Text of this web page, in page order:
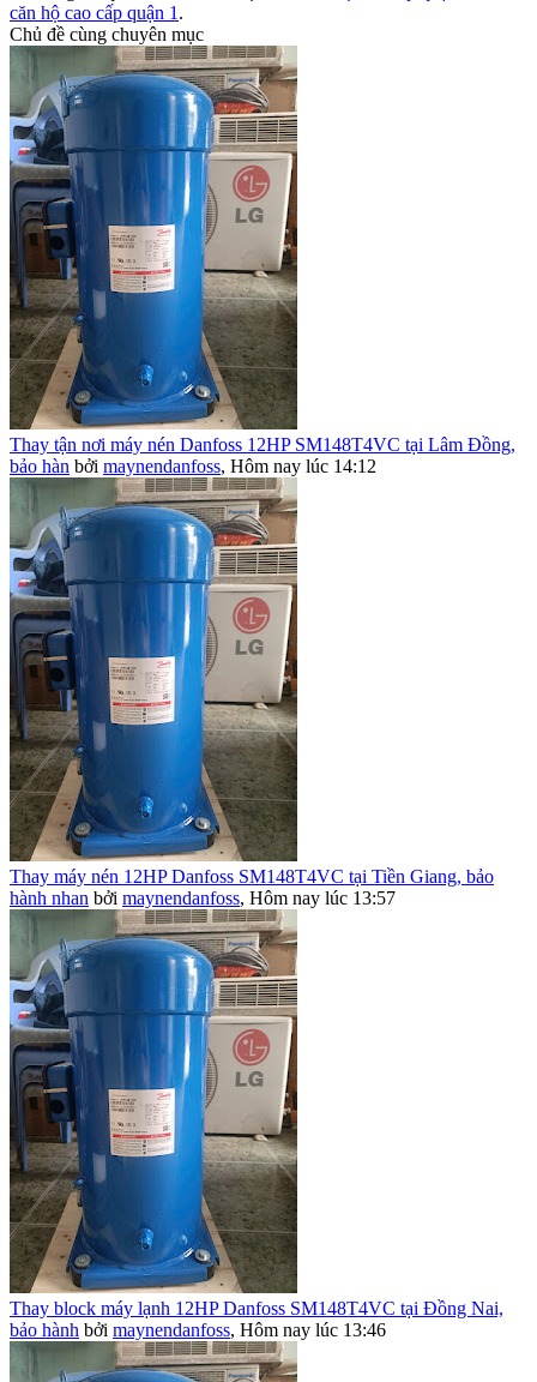
căn hộ cao cấp quận 1 .
Chủ đề cùng chuyên mục
Thay tận nơi máy nén Danfoss 12HP SM148T4VC tại Lâm Đồng,
bảo hàn bởi maynendanfoss, Hôm nay lúc 14:12
Thay máy nén 12HP Danfoss SM148T4VC tại Tiền Giang, bảo
hành nhan bởi maynendanfoss, Hôm nay lúc 13:57
Thay block máy lạnh 12HP Danfoss SM148T4VC tại Đồng Nai,
bảo hành bởi maynendanfoss, Hôm nay lúc 13:46